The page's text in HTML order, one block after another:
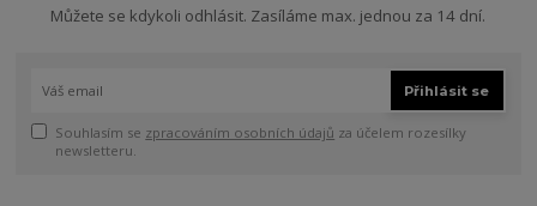
Můžete se kdykoli odhlásit. Zasíláme max. jednou za 14 dní.
Přihlásit se
Souhlasím se zpracováním osobních údajů za účelem rozesílky
newsletteru.